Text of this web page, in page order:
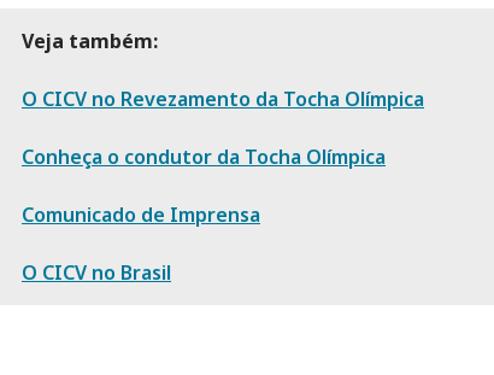
Veja também:
O CICV no Revezamento da Tocha Olímpica
Conheça o condutor da Tocha Olímpica
Comunicado de Imprensa
O CICV no Brasil